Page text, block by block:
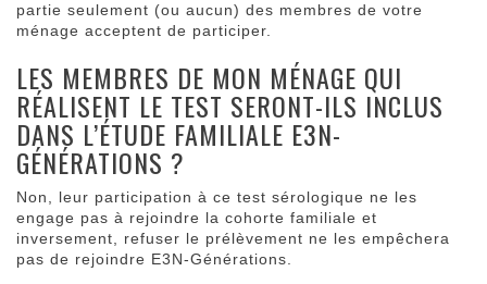
partie seulement (ou aucun) des membres de votre
ménage acceptent de participer.
LES MEMBRES DE MON MÉNAGE QUI
RÉALISENT LE TEST SERONT-ILS INCLUS
DANS L’ÉTUDE FAMILIALE E3N-
GÉNÉRATIONS ?
Non, leur participation à ce test sérologique ne les
engage pas à rejoindre la cohorte familiale et
inversement, refuser le prélèvement ne les empêchera
pas de rejoindre E3N-Générations.